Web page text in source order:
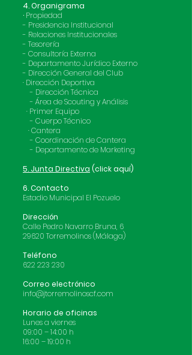
4. Organigrama
· Propiedad
- Presidencia Institucional
- Relaciones Institucionales
- Tesorería
- Consultoría Externa
- Departamento Jurídico Externo
- Dirección General del Club
· Dirección Deportiva
- Dirección Técnica
- Área de Scouting y Análisis
· Primer Equipo
- Cuerpo Técnico
· Cantera
- Coordinación de Cantera
- Departamento de Marketing
5. Junta Directiva (click aquí)
6. Contacto
Estadio Municipal El Pozuelo
Dirección
Calle Pedro Navarro Bruna, 6
29620 Torremolinos (Málaga)
Teléfono
622 223 230
Correo electrónico
info@jtorremolinoscf.com
Horario de oficinas
Lunes a viernes
09:00 – 14:00 h
16:00 – 19:00 h